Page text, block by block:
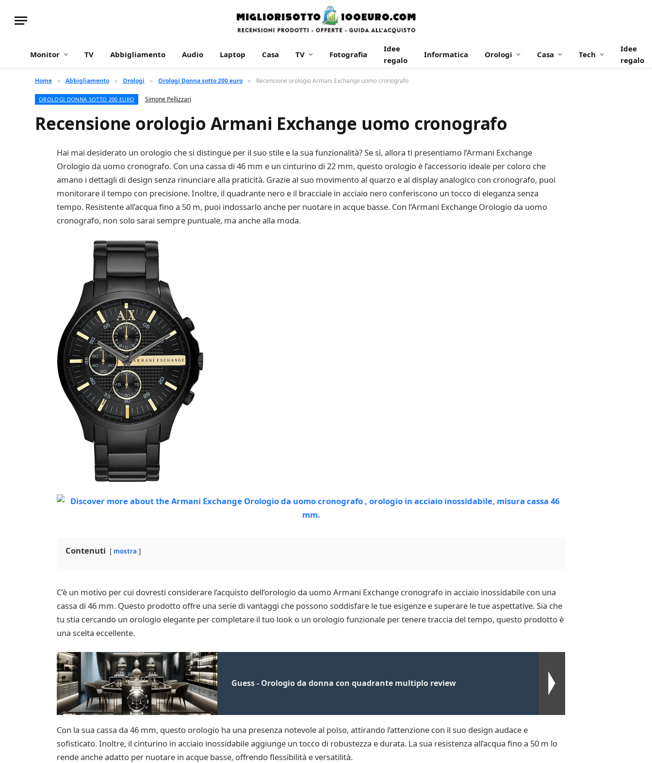
Monitor TV Abbigliamento Audio Laptop Casa TV Fotografia
Idee
regalo
Informatica Orologi Casa Tech
Idee
regalo
Home » Abbigliamento » Orologi » Orologi Donna sotto 200 euro » Recensione orologio Armani Exchange uomo cronografo
OROLOGI DONNA SOTTO 200 EURO Simone Pellizzari
Recensione orologio Armani Exchange uomo cronografo
Hai mai desiderato un orologio che si distingue per il suo stile e la sua funzionalità? Se sì, allora ti presentiamo l’Armani Exchange
Orologio da uomo cronografo. Con una cassa di 46 mm e un cinturino di 22 mm, questo orologio è l’accessorio ideale per coloro che
amano i dettagli di design senza rinunciare alla praticità. Grazie al suo movimento al quarzo e al display analogico con cronografo, puoi
monitorare il tempo con precisione. Inoltre, il quadrante nero e il bracciale in acciaio nero conferiscono un tocco di eleganza senza
tempo. Resistente all’acqua fino a 50 m, puoi indossarlo anche per nuotare in acque basse. Con l’Armani Exchange Orologio da uomo
cronografo, non solo sarai sempre puntuale, ma anche alla moda.
Contenuti mostra
C’è un motivo per cui dovresti considerare l’acquisto dell’orologio da uomo Armani Exchange cronografo in acciaio inossidabile con una
cassa di 46 mm. Questo prodotto offre una serie di vantaggi che possono soddisfare le tue esigenze e superare le tue aspettative. Sia che
tu stia cercando un orologio elegante per completare il tuo look o un orologio funzionale per tenere traccia del tempo, questo prodotto è
una scelta eccellente.
Guess - Orologio da donna con quadrante multiplo review
Con la sua cassa da 46 mm, questo orologio ha una presenza notevole al polso, attirando l’attenzione con il suo design audace e
sofisticato. Inoltre, il cinturino in acciaio inossidabile aggiunge un tocco di robustezza e durata. La sua resistenza all’acqua fino a 50 m lo
rende anche adatto per nuotare in acque basse, offrendo flessibilità e versatilità.